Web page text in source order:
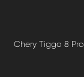
Chery Tiggo 8